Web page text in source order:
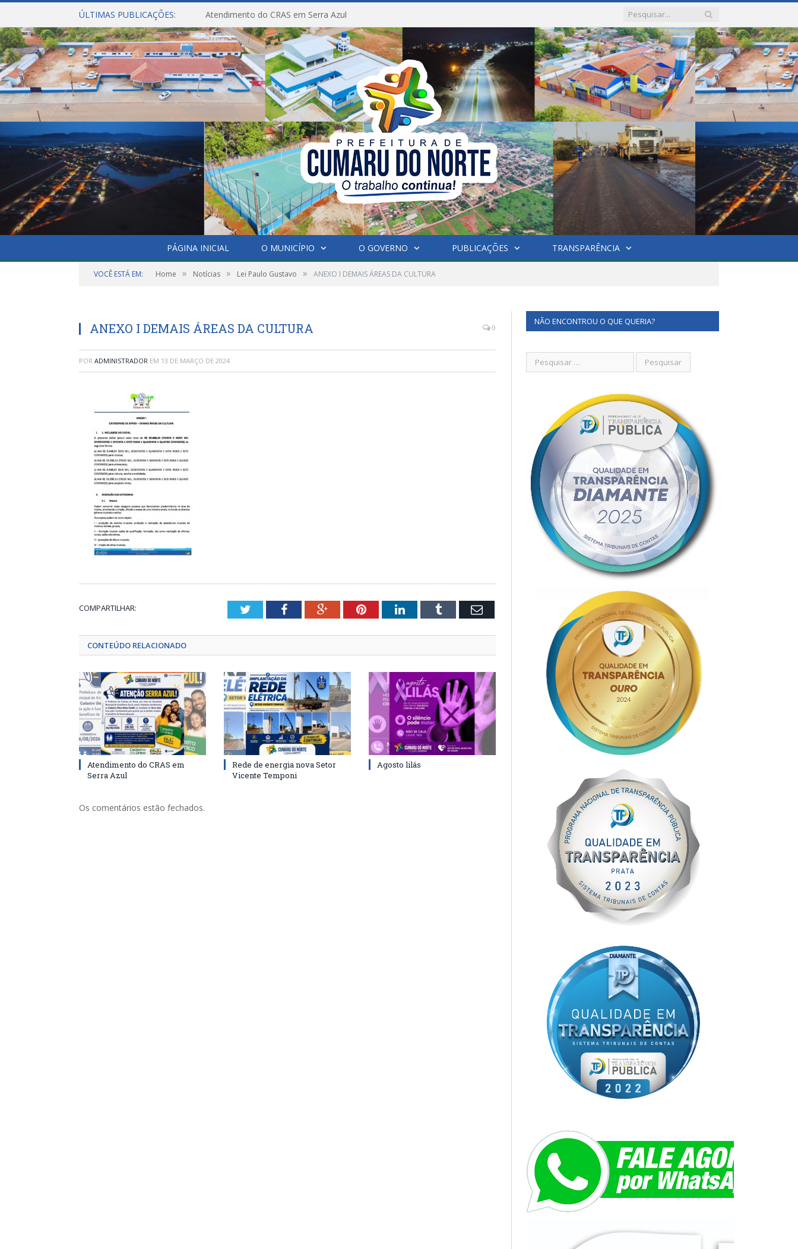
ÚLTIMAS PUBLICAÇÕES: Atendimento do CRAS em Serra Azul
PÁGINA INICIAL O MUNICÍPIO O GOVERNO PUBLICAÇÕES TRANSPARÊNCIA
VOCÊ ESTÁ EM: Home » Notícias » Lei Paulo Gustavo » ANEXO I DEMAIS ÁREAS DA CULTURA
ANEXO I DEMAIS ÁREAS DA CULTURA 0
POR ADMINISTRADOR EM 13 DE MARÇO DE 2024
COMPARTILHAR: TwitterFacebookGoogle+PinterestLinkedInTumblr Email
CONTEÚDO RELACIONADO
Atendimento do CRAS em
Serra Azul
Rede de energia nova Setor
Vicente Temponi
Agosto lilás
Os comentários estão fechados.
NÃO ENCONTROU O QUE QUERIA?